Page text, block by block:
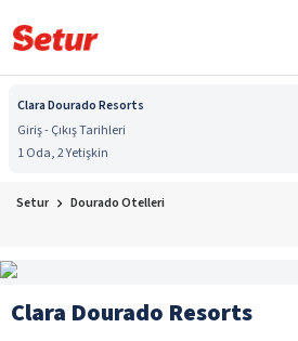
Clara Dourado Resorts
Giriş - Çıkış Tarihleri
1 Oda, 2 Yetişkin
Setur Dourado Otelleri
Clara Dourado Resorts